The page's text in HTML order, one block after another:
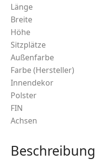
Länge
Breite
Höhe
Sitzplätze
Außenfarbe
Farbe (Hersteller)
Innendekor
Polster
FIN
Achsen
Beschreibung